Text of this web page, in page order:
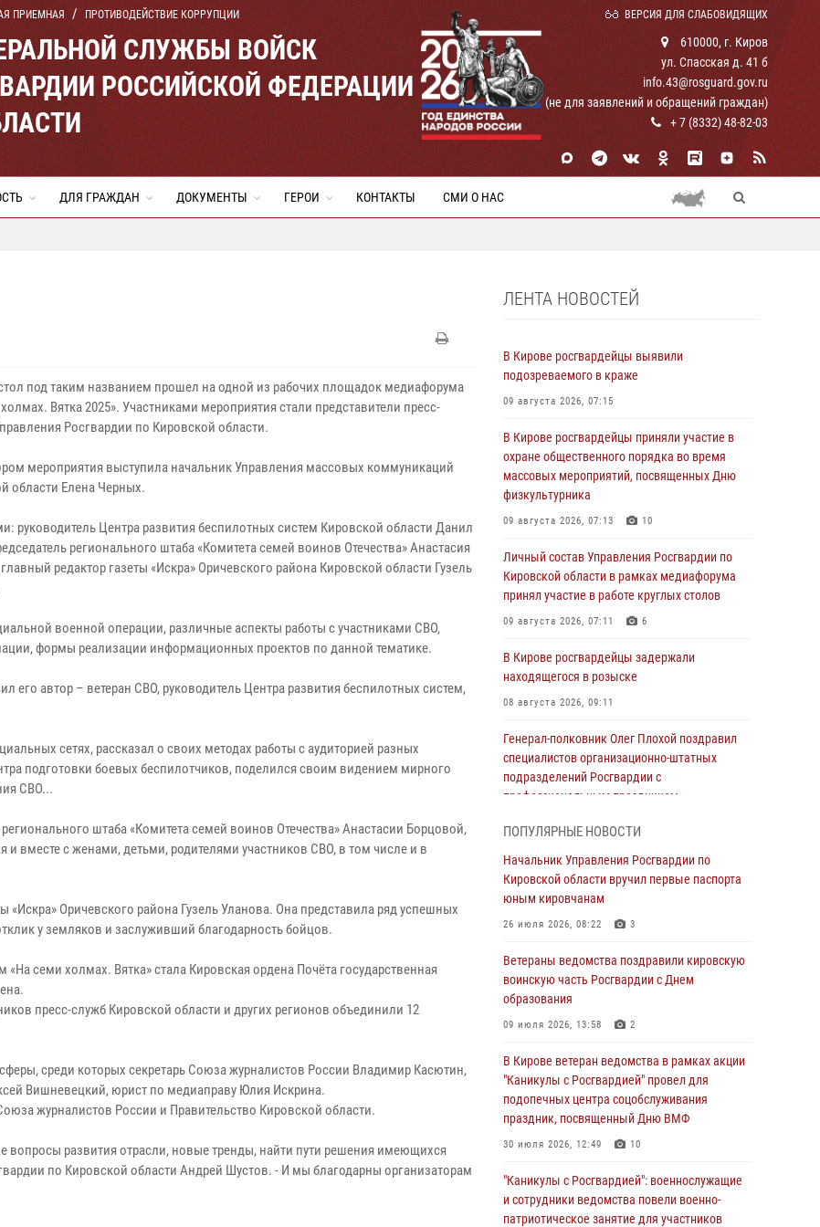
ПРИЕМНАЯ ПРОТИВОДЕЙСТВИЕ КОРРУПЦИИ ВЕРСИЯ ДЛЯ СЛАБОВИДЯЩИХ
СЛУЖБЫ ВОЙСК
РОССИЙСКОЙ ФЕДЕРАЦИИ
610000, г. Киров
ул. Спасская д. 41 б
info.43@rosguard.gov.ru
(не для заявлений и обращений граждан)
+ 7 (8332) 48-82-03
ДЛЯ ГРАЖДАН ДОКУМЕНТЫ ГЕРОИ КОНТАКТЫ СМИ О НАС
под таким названием прошел на одной из рабочих площадок медиафорума
Вятка 2025». Участниками мероприятия стали представители пресс-
Росгвардии по Кировской области.
мероприятия выступила начальник Управления массовых коммуникаций
области Елена Черных.
руководитель Центра развития беспилотных систем Кировской области Данил
регионального штаба «Комитета семей воинов Отечества» Анастасия
редактор газеты «Искра» Оричевского района Кировской области Гузель
военной операции, различные аспекты работы с участниками СВО,
формы реализации информационных проектов по данной тематике.
автор – ветеран СВО, руководитель Центра развития беспилотных систем,
сетях, рассказал о своих методах работы с аудиторией разных
подготовки боевых беспилотчиков, поделился своим видением мирного
СВО...
штаба «Комитета семей воинов Отечества» Анастасии Борцовой,
и вместе с женами, детьми, родителями участников СВО, в том числе и в
Оричевского района Гузель Уланова. Она представила ряд успешных
у земляков и заслуживший благодарность бойцов.
семи холмах. Вятка» стала Кировская ордена Почёта государственная
пресс-служб Кировской области и других регионов объединили 12
среди которых секретарь Союза журналистов России Владимир Касютин,
Вишневецкий, юрист по медиаправу Юлия Искрина.
журналистов России и Правительство Кировской области.
вопросы развития отрасли, новые тренды, найти пути решения имеющихся
по Кировской области Андрей Шустов. - И мы благодарны организаторам
ЛЕНТА НОВОСТЕЙ
В Кирове росгвардейцы выявили
подозреваемого в краже
09 августа 2026, 07:15
В Кирове росгвардейцы приняли участие в
охране общественного порядка во время
массовых мероприятий, посвященных Дню
физкультурника
09 августа 2026, 07:13 10
Личный состав Управления Росгвардии по
Кировской области в рамках медиафорума
принял участие в работе круглых столов
09 августа 2026, 07:11 6
В Кирове росгвардейцы задержали
находящегося в розыске
08 августа 2026, 09:11
Генерал-полковник Олег Плохой поздравил
специалистов организационно-штатных
подразделений Росгвардии с
профессиональным праздником
Начальник областного Управления
вневедомственной охраны принял участие во
всероссийском совещании-семинаре по
вопросам развития этого подразделения
07 августа 2026, 08:48 8 1
В Кирове росгвардейцы задержали
подозреваемого в краже инструмента
В Кирово-Чепецке росгвардейцы задержали
подозреваемого в хулиганстве
06 августа 2026, 07:00
Соколов вручил почетные знаки и грамоты
росгвардейцам (видео)
05 августа 2026, 11:00 7 1
ПОПУЛЯРНЫЕ НОВОСТИ
Начальник Управления Росгвардии по
Кировской области вручил первые паспорта
юным кировчанам
26 июля 2026, 08:22 3
Ветераны ведомства поздравили кировскую
воинскую часть Росгвардии с Днем
образования
09 июля 2026, 13:58 2
В Кирове ветеран ведомства в рамках акции
"Каникулы с Росгвардией" провел для
подопечных центра соцобслуживания
праздник, посвященный Дню ВМФ
30 июля 2026, 12:49 10
"Каникулы с Росгвардией": военнослужащие
и сотрудники ведомства повели военно-
патриотическое занятие для участников